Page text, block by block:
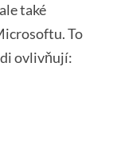
také
To
ovlivňují: